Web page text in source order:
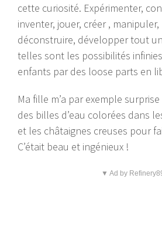
cette curiosité. Expérimenter,
inventer, jouer, créer ,
déconstruire, développer tout
telles sont les possibilités
enfants par des loose parts en
Ma fille m’a par exemple
des billes d’eau colorées dans
et les châtaignes creuses pour
C’était beau et ingénieux !
▼ Ad by